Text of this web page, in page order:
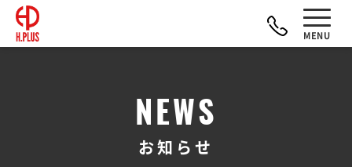
NEWS
お知らせ